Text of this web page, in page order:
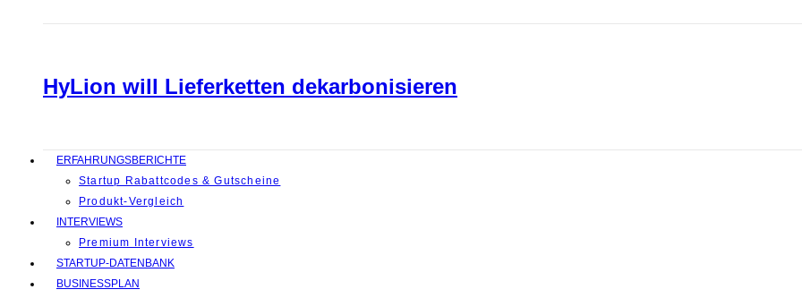
HyLion will Lieferketten dekarbonisieren
ERFAHRUNGSBERICHTE
Startup Rabattcodes & Gutscheine
Produkt-Vergleich
INTERVIEWS
Premium Interviews
STARTUP-DATENBANK
BUSINESSPLAN